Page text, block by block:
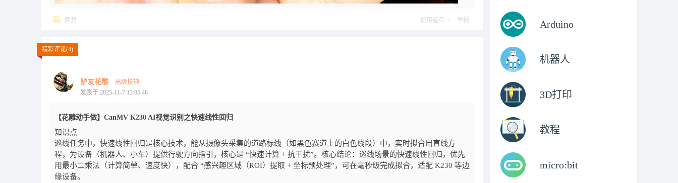
回复 使用道具 举报
精彩评论(4)
驴友花雕
高级技神
发表于 2025-11-7 13:05:46
【花雕动手做】CanMV K230 AI视觉识别之快速线性回归
知识点
巡线任务中，快速线性回归是核心技术，能从摄像头采集的道路标线（如黑色赛道上的白色线段）中，实时拟合出直线方
程，为设备（机器人、小车）提供行驶方向指引，核心是 “快速计算 + 抗干扰”。核心结论：巡线场景的快速线性回归，优先
用最小二乘法（计算简单、速度快），配合 “感兴趣区域（ROI）提取 + 坐标预处理”，可在毫秒级完成拟合，适配 K230 等边
缘设备。
Arduino
机器人
3D打印
教程
micro:bit